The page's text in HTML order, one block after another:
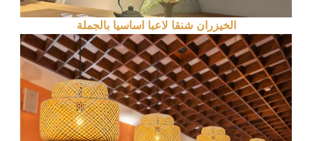
الخيزران شنقا لاعبا اساسيا بالجملة